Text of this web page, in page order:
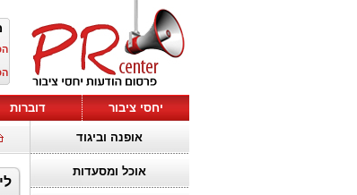
יחסי ציבור דוברות
אופנה וביגוד
אוכל ומסעדות